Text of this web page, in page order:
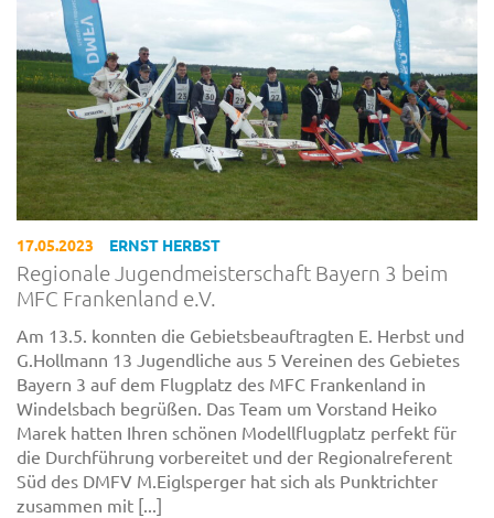
17.05.2023 ERNST HERBST
Regionale Jugendmeisterschaft Bayern 3 beim
MFC Frankenland e.V.
Am 13.5. konnten die Gebietsbeauftragten E. Herbst und
G.Hollmann 13 Jugendliche aus 5 Vereinen des Gebietes
Bayern 3 auf dem Flugplatz des MFC Frankenland in
Windelsbach begrüßen. Das Team um Vorstand Heiko
Marek hatten Ihren schönen Modellflugplatz perfekt für
die Durchführung vorbereitet und der Regionalreferent
Süd des DMFV M.Eiglsperger hat sich als Punktrichter
zusammen mit [...]